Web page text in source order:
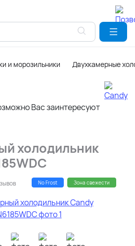
и морозильники Двухкамерные
Вас заинтересуют
холодильник
No Frost Зона свежести